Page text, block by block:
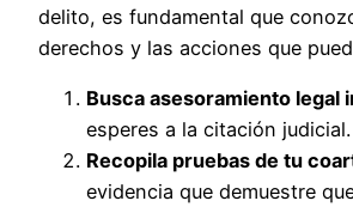
delito, es fundamental que
derechos y las acciones que
Busca asesoramiento legal
esperes a la citación judicial.
Recopila pruebas de tu
evidencia que demuestre